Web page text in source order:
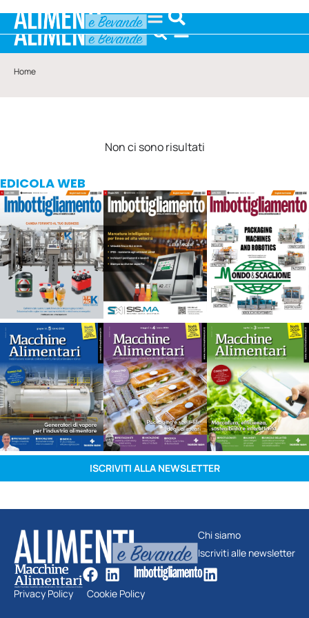
Home
Non ci sono risultati
EDICOLA WEB
ISCRIVITI ALLA NEWSLETTER
Chi siamo
Iscriviti alle newsletter
Privacy Policy Cookie Policy